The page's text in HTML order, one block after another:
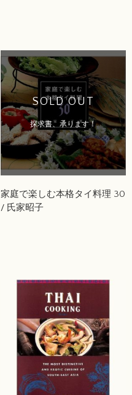
SOLD OUT
探求書、承ります！
家庭で楽しむ本格タイ料理 30
/ 氏家昭子